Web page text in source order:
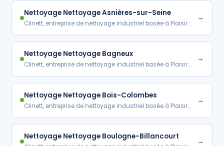
Nettoyage Nettoyage Asnières-sur-Seine
Clinett, entreprise de nettoyage industriel basée à Plaisir…
→
Nettoyage Nettoyage Bagneux
Clinett, entreprise de nettoyage industriel basée à Plaisir…
→
Nettoyage Nettoyage Bois-Colombes
Clinett, entreprise de nettoyage industriel basée à Plaisir…
→
Nettoyage Nettoyage Boulogne-Billancourt →